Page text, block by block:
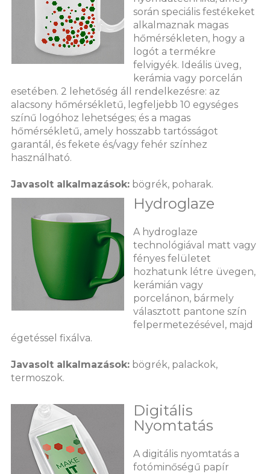
során speciális festékeket
alkalmaznak magas
hőmérsékleten, hogy a
logót a termékre
felvigyék. Ideális üveg,
kerámia vagy porcelán
esetében. 2 lehetőség áll rendelkezésre: az
alacsony hőmérsékletű, legfeljebb 10 egységes
színű logóhoz lehetséges; és a magas
hőmérsékletű, amely hosszabb tartósságot
garantál, és fekete és/vagy fehér színhez
használható.
Javasolt alkalmazások:bögrék, poharak.
Hydroglaze
A hydroglaze
technológiával matt vagy
fényes felületet
hozhatunk létre üvegen,
kerámián vagy
porcelánon, bármely
választott pantone szín
felpermetezésével, majd
égetéssel fixálva.
Javasolt alkalmazások:bögrék, palackok,
termoszok.
Digitális
Nyomtatás
A digitális nyomtatás a
fotóminőségű papír